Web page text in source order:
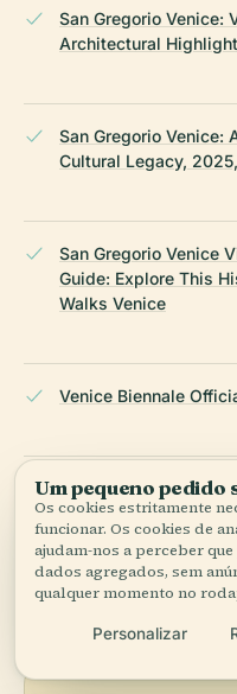
San Gregorio Venice:
Architectural
San Gregorio Venice:
Cultural Legacy,
San Gregorio Venice
Guide: Explore This
Walks Venice
Venice Biennale
Wikipedia — San
ÚLTIMA REVISÃO:
Pesquisado a partir da
Um pequeno pedido
Os cookies estritamente
funcionar. Os cookies de
ajudam-nos a perceber
dados agregados, sem
qualquer momento no
Personalizar